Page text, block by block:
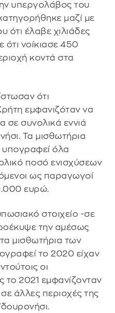
υπεργολάβος του
μαζί με
ότι έλαβε χιλιάδες
νοίκιασε 450
κοντά στα
ότι
εμφανιζόταν να
σε συνολικά εννιά
Τα μισθωτήρια
υπογραφεί όλα
ποσό ενισχύσεων
ως παραγωγοί
ευρώ.
στοιχείο -σε
την αμέσως
μισθωτήρια των
το 2020 είχαν
οι
το 2021 εμφανίζονταν
άλλες περιοχές της